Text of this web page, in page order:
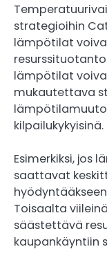
strategioihin
lämpötilat
lämpötilat
mukautettava
kilpailukykyisinä.
Esimerkiksi, jos
saattavat
Toisaalta
säästettävä
kaupankäyntiin